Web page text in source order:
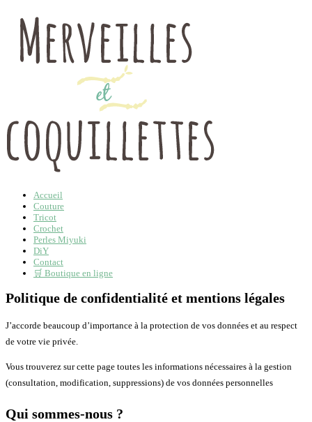
Accueil
Couture
Tricot
Crochet
Perles Miyuki
DiY
Contact
🛒 Boutique en ligne
Politique de confidentialité et mentions légales
J’accorde beaucoup d’importance à la protection de vos données et au respect
de votre vie privée.
Vous trouverez sur cette page toutes les informations nécessaires à la gestion
(consultation, modification, suppressions) de vos données personnelles
Qui sommes-nous ?